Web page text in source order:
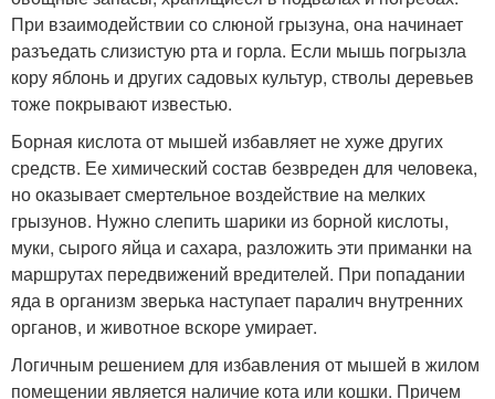
При взаимодействии со слюной грызуна, она начинает
разъедать слизистую рта и горла. Если мышь погрызла
кору яблонь и других садовых культур, стволы деревьев
тоже покрывают известью.
Борная кислота от мышей избавляет не хуже других
средств. Ее химический состав безвреден для человека,
но оказывает смертельное воздействие на мелких
грызунов. Нужно слепить шарики из борной кислоты,
муки, сырого яйца и сахара, разложить эти приманки на
маршрутах передвижений вредителей. При попадании
яда в организм зверька наступает паралич внутренних
органов, и животное вскоре умирает.
Логичным решением для избавления от мышей в жилом
помещении является наличие кота или кошки. Причем